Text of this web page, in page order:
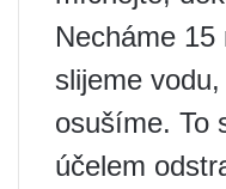
Necháme 15
slijeme
osušíme. To
účelem